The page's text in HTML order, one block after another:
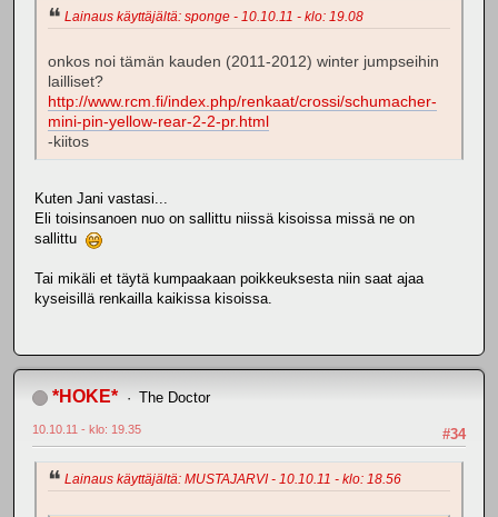
Lainaus käyttäjältä: sponge - 10.10.11 - klo: 19.08
onkos noi tämän kauden (2011-2012) winter jumpseihin
lailliset?
http://www.rcm.fi/index.php/renkaat/crossi/schumacher-
mini-pin-yellow-rear-2-2-pr.html
-kiitos
Kuten Jani vastasi...
Eli toisinsanoen nuo on sallittu niissä kisoissa missä ne on
sallittu
Tai mikäli et täytä kumpaakaan poikkeuksesta niin saat ajaa
kyseisillä renkailla kaikissa kisoissa.
*HOKE* The Doctor
#34
10.10.11 - klo: 19.35
Lainaus käyttäjältä: MUSTAJARVI - 10.10.11 - klo: 18.56